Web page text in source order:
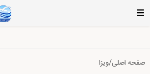
صفحه اصلی/ویزا